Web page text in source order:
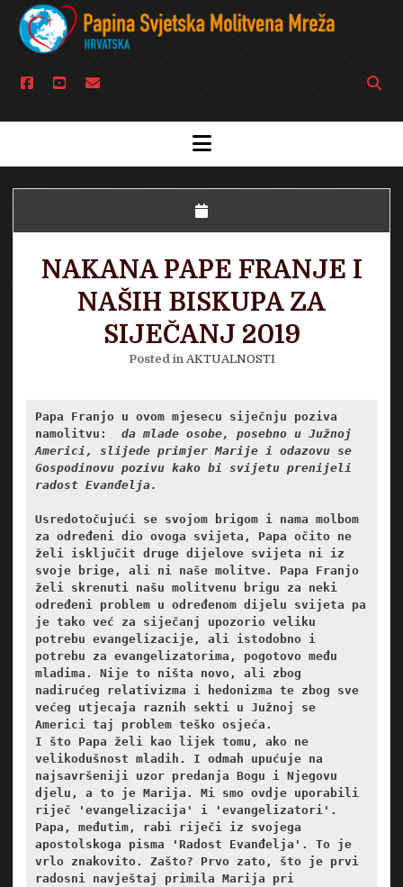
facebook
youtubeemail
Open
bar
open
menu
NAKANA PAPE FRANJE I
NAŠIH BISKUPA ZA
SIJEČANJ 2019
Posted in AKTUALNOSTI
Papa Franjo u ovom mjesecu siječnju poziva
namolitvu: da mlade osobe, posebno u Južnoj
Americi, slijede primjer Marije i odazovu se
Gospodinovu pozivu kako bi svijetu prenijeli
radost Evanđelja.
Usredotočujući se svojom brigom i nama molbom
za određeni dio ovoga svijeta, Papa očito ne
želi isključit druge dijelove svijeta ni iz
svoje brige, ali ni naše molitve. Papa Franjo
želi skrenuti našu molitvenu brigu za neki
određeni problem u određenom dijelu svijeta pa
je tako već za siječanj upozorio veliku
potrebu evangelizacije, ali istodobno i
potrebu za evangelizatorima, pogotovo među
mladima. Nije to ništa novo, ali zbog
nadirućeg relativizma i hedonizma te zbog sve
većeg utjecaja raznih sekti u Južnoj se
Americi taj problem teško osjeća.
I što Papa želi kao lijek tomu, ako ne
velikodušnost mladih. I odmah upućuje na
najsavršeniji uzor predanja Bogu i Njegovu
djelu, a to je Marija. Mi smo ovdje uporabili
riječ 'evangelizacija' i 'evangelizatori'.
Papa, međutim, rabi riječi iz svojega
apostolskoga pisma 'Radost Evanđelja'. To je
vrlo znakovito. Zašto? Prvo zato, što je prvi
radosni navještaj primila Marija pri